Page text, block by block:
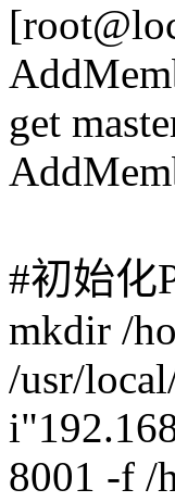
get
#初始化
mkdir /
/usr/
8001 -f /